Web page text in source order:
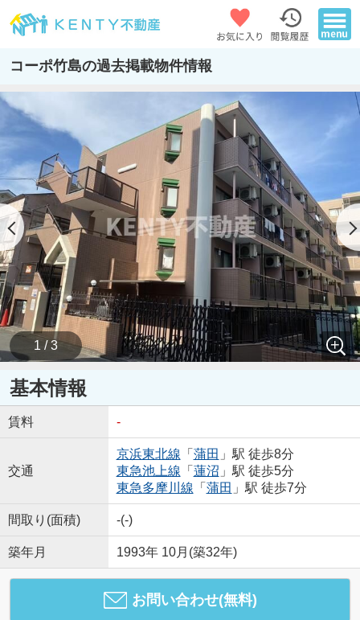
コーポ竹島の過去掲載物件情報
1 / 3
基本情報
賃料 -
交通
京浜東北線 「 蒲田 」駅 徒歩8分
東急池上線 「 蓮沼 」駅 徒歩5分
東急多摩川線 「 蒲田 」駅 徒歩7分
間取り(面積) -(-)
築年月 1993年 10月(築32年)
お問い合わせ(無料)